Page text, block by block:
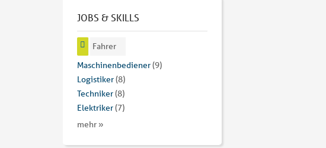
JOBS & SKILLS
Fahrer
Maschinenbediener(9)
Logistiker(8)
Techniker(8)
Elektriker(7)
mehr »